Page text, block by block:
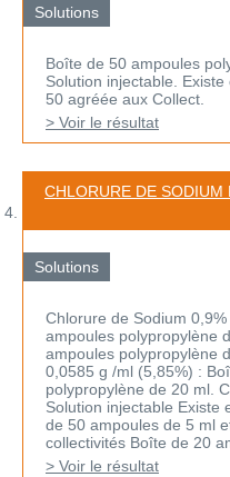
Solutions
Boîte de 50 ampoules
Solution injectable.
50 agréée aux Collect.
> Voir le résultat
CHLORURE DE SODIUM
Solutions
Chlorure de Sodium
ampoules polypropylène
ampoules polypropylène
0,0585 g /ml (5,85%) :
polypropylène de 20 ml.
Solution injectable Existe
de 50 ampoules de 5 ml
collectivités Boîte de 20
> Voir le résultat